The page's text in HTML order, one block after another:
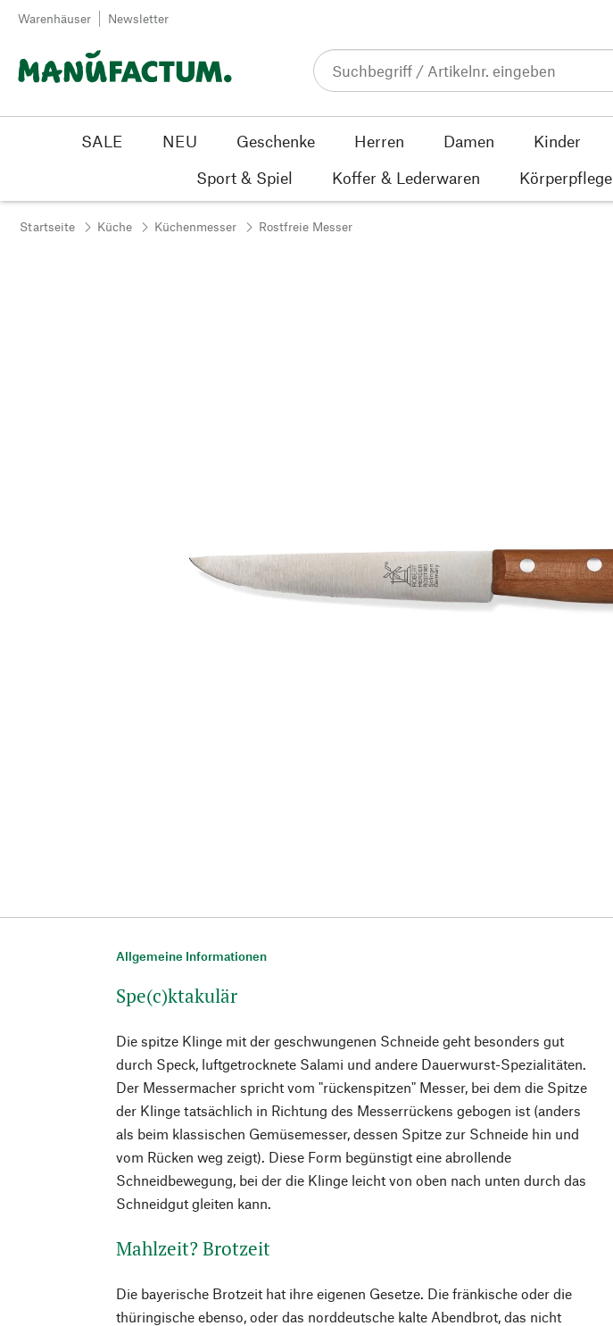
Zum Inhalt springen
Warenhäuser Newsletter
SALE NEU Geschenke Herren Damen Kinder
Sport & Spiel
Koffer & Lederwaren Körperpflege
Startseite Küche Küchenmesser Rostfreie Messer
Allgemeine Informationen
Spe(c)ktakulär
Die spitze Klinge mit der geschwungenen Schneide geht besonders gut
durch Speck, luftgetrocknete Salami und andere Dauerwurst-Spezialitäten.
Der Messermacher spricht vom "rückenspitzen" Messer, bei dem die Spitze
der Klinge tatsächlich in Richtung des Messerrückens gebogen ist (anders
als beim klassischen Gemüsemesser, dessen Spitze zur Schneide hin und
vom Rücken weg zeigt). Diese Form begünstigt eine abrollende
Schneidbewegung, bei der die Klinge leicht von oben nach unten durch das
Schneidgut gleiten kann.
Mahlzeit? Brotzeit
Die bayerische Brotzeit hat ihre eigenen Gesetze. Die fränkische oder die
thüringische ebenso, oder das norddeutsche kalte Abendbrot, das nicht